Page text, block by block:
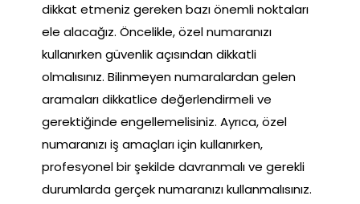
dikkat etmeniz gereken bazı önemli noktaları
ele alacağız. Öncelikle, özel numaranızı
kullanırken güvenlik açısından dikkatli
olmalısınız. Bilinmeyen numaralardan gelen
aramaları dikkatlice değerlendirmeli ve
gerektiğinde engellemelisiniz. Ayrıca, özel
numaranızı iş amaçları için kullanırken,
profesyonel bir şekilde davranmalı ve gerekli
durumlarda gerçek numaranızı kullanmalısınız.